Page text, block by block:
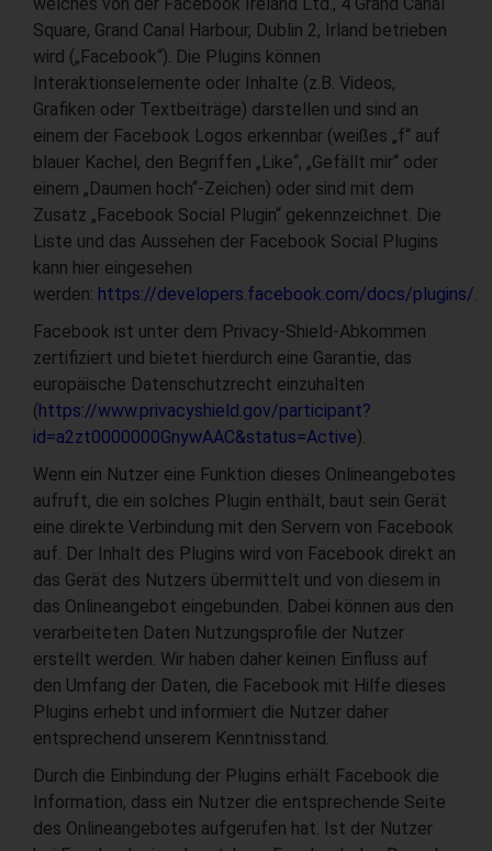
Square, Grand Canal Harbour, Dublin 2, Irland betrieben
wird („Facebook“). Die Plugins können
Interaktionselemente oder Inhalte (z.B. Videos,
Grafiken oder Textbeiträge) darstellen und sind an
einem der Facebook Logos erkennbar (weißes „f“ auf
blauer Kachel, den Begriffen „Like“, „Gefällt mir“ oder
einem „Daumen hoch“-Zeichen) oder sind mit dem
Zusatz „Facebook Social Plugin“ gekennzeichnet. Die
Liste und das Aussehen der Facebook Social Plugins
kann hier eingesehen
werden: https://developers.facebook.com/docs/plugins/.
Facebook ist unter dem Privacy-Shield-Abkommen
zertifiziert und bietet hierdurch eine Garantie, das
europäische Datenschutzrecht einzuhalten
(https://www.privacyshield.gov/participant?
id=a2zt0000000GnywAAC&status=Active).
Wenn ein Nutzer eine Funktion dieses Onlineangebotes
aufruft, die ein solches Plugin enthält, baut sein Gerät
eine direkte Verbindung mit den Servern von Facebook
auf. Der Inhalt des Plugins wird von Facebook direkt an
das Gerät des Nutzers übermittelt und von diesem in
das Onlineangebot eingebunden. Dabei können aus den
verarbeiteten Daten Nutzungsprofile der Nutzer
erstellt werden. Wir haben daher keinen Einfluss auf
den Umfang der Daten, die Facebook mit Hilfe dieses
Plugins erhebt und informiert die Nutzer daher
entsprechend unserem Kenntnisstand.
Durch die Einbindung der Plugins erhält Facebook die
Information, dass ein Nutzer die entsprechende Seite
des Onlineangebotes aufgerufen hat. Ist der Nutzer